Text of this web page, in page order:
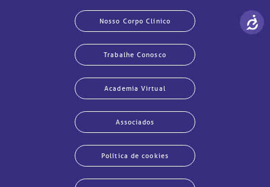
Nosso Corpo Clínico
Trabalhe Conosco
Academia Virtual
Associados
Política de cookies